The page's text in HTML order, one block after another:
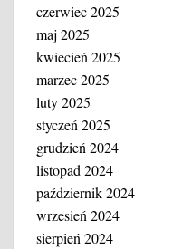
czerwiec 2025
maj 2025
kwiecień 2025
marzec 2025
luty 2025
styczeń 2025
grudzień 2024
listopad 2024
październik 2024
wrzesień 2024
sierpień 2024